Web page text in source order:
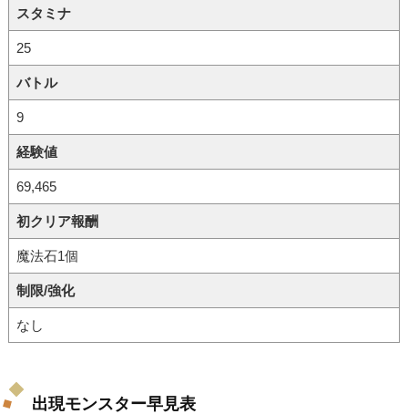
スタミナ
25
バトル
9
経験値
69,465
初クリア報酬
魔法石1個
制限/強化
なし
出現モンスター早見表